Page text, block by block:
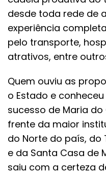
desde toda rede de
experiência
pelo transporte,
atrativos, entre
Quem ouviu as
o Estado e
sucesso de Maria
frente da maior
do Norte do país, do
e da Santa Casa de
saiu com a certeza